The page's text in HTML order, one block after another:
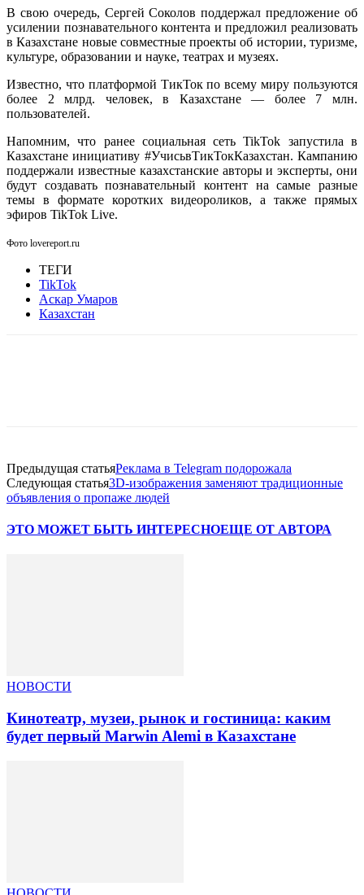
В свою очередь, Сергей Соколов поддержал предложение об
усилении познавательного контента и предложил реализовать
в Казахстане новые совместные проекты об истории, туризме,
культуре, образовании и науке, театрах и музеях.
Известно, что платформой ТикТок по всему миру пользуются
более 2 млрд. человек, в Казахстане — более 7 млн.
пользователей.
Напомним, что ранее социальная сеть TikTok запустила в
Казахстане инициативу #УчисьвTикТокКазахстан. Кампанию
поддержали известные казахстанские авторы и эксперты, они
будут создавать познавательный контент на самые разные
темы в формате коротких видеороликов, а также прямых
эфиров TikTok Live.
Фото lovereport.ru
ТЕГИ
TikTok
Аскар Умаров
Казахстан
Предыдущая статьяРеклама в Telegram подорожала
Следующая статья3D-изображения заменяют традиционные
объявления о пропаже людей
ЭТО МОЖЕТ БЫТЬ ИНТЕРЕСНОЕЩЕ ОТ АВТОРА
НОВОСТИ
Кинотеатр, музеи, рынок и гостиница: каким
будет первый Marwin Alemi в Казахстане